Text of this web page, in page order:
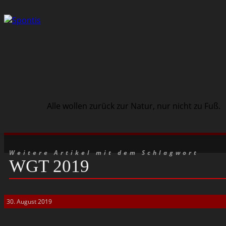
Alle wollen zurück zur Natur, nur nicht zu Fuß.
Weitere Artikel mit dem Schlagwort
WGT 2019
30. August 2019